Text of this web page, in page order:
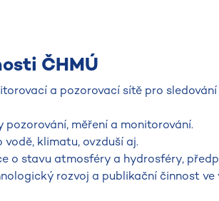
ČHMÚ
a pozorovací sítě pro
měření a monitorování.
klimatu, ovzduší aj.
o stavu atmosféry a hydrosféry,
rozvoj a publikační činnost